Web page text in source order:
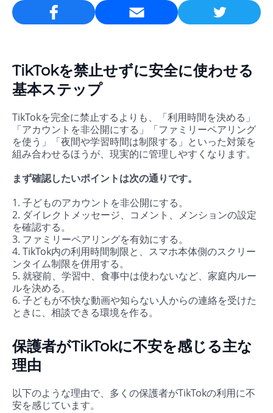
Email
TikTokを禁止せずに安全に使わせる
基本ステップ
TikTokを完全に禁止するよりも、「利用時間を決める」
「アカウントを非公開にする」「ファミリーペアリング
を使う」「夜間や学習時間は制限する」といった対策を
組み合わせるほうが、現実的に管理しやすくなります。
まず確認したいポイントは次の通りです。
1. 子どものアカウントを非公開にする。
2. ダイレクトメッセージ、コメント、メンションの設定
を確認する。
3. ファミリーペアリングを有効にする。
4. TikTok内の利用時間制限と、スマホ本体側のスクリー
ンタイム制限を併用する。
5. 就寝前、学習中、食事中は使わないなど、家庭内ルー
ルを決める。
6. 子どもが不快な動画や知らない人からの連絡を受けた
ときに、相談できる環境を作る。
保護者がTikTokに不安を感じる主な
理由
以下のような理由で、多くの保護者がTikTokの利用に不
安を感じています。